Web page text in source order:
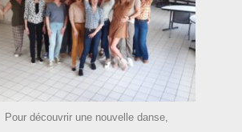
Pour découvrir une nouvelle danse,